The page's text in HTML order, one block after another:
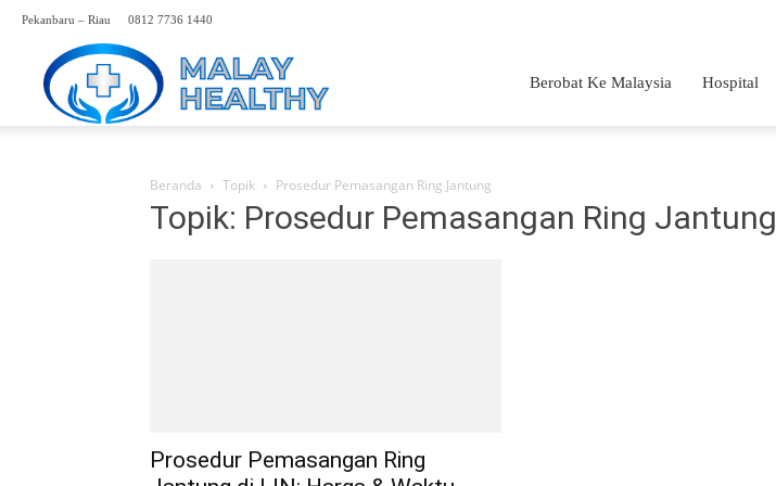
Pekanbaru – Riau 0812 7736 1440
Berobat Ke Malaysia Hospital
Beranda Topik Prosedur Pemasangan Ring Jantung
Topik: Prosedur Pemasangan Ring Jantung
Prosedur Pemasangan Ring